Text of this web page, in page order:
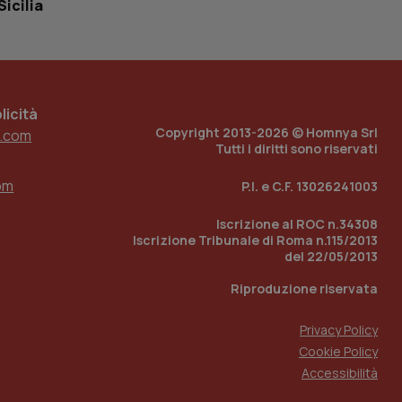
Copyright 2013-2026 © Homnya Srl
Tutti i diritti sono riservati
P.I. e C.F. 13026241003
Iscrizione al ROC n.34308
Iscrizione Tribunale di Roma n.115/2013
del 22/05/2013
Riproduzione riservata
Privacy Policy
Cookie Policy
Accessibilità
di
la gestione
per abilitare il